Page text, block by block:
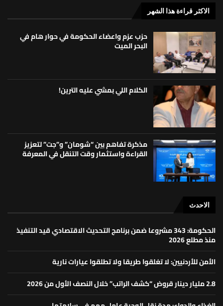
الاكثر قراءة هذا الشهر
حزب عزم واعضاء الحكومة في حوار هام في
البحر الميت
الكلام اللي بمشي عليه الترين!
مذكرة تفاهم بين “شومان” و”جت” لتعزيز
القراءة واستثمار وقت التنقل في المعرفة
الاحدث
الحكومة: 343 مشروعا ضمن برنامج التحديث الاقتصادي قيد التنفيذ
منذ مطلع 2026
الأمن للأردنيين: لا تغلقوا طريقا ولا تطلقوا عيارات نارية
2.8 مليار دينار قروض “كشف الراتب” خلال النصف الأول من 2026